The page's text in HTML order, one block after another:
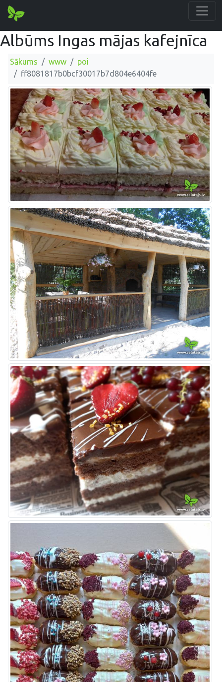
Albūms Ingas mājas kafejnīca
Sākums www
poi
ff8081817b0bcf30017b7d804e6404fe